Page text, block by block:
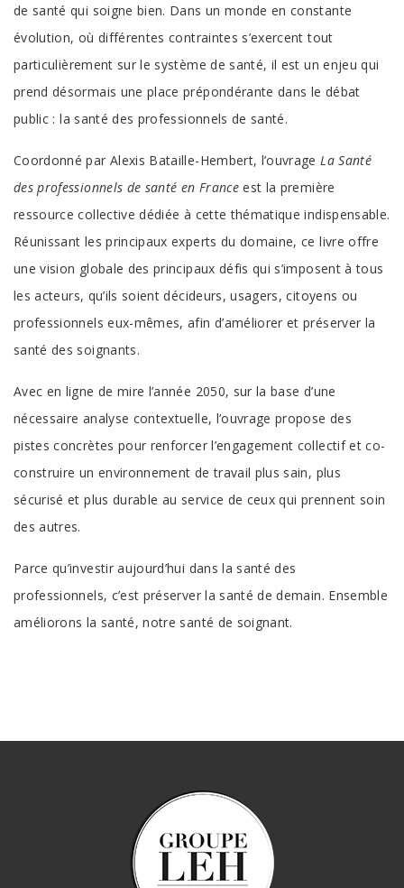
de santé qui soigne bien. Dans un monde en constante
évolution, où différentes contraintes s’exercent tout
particulièrement sur le système de santé, il est un enjeu qui
prend désormais une place prépondérante dans le débat
public : la santé des professionnels de santé.
Coordonné par Alexis Bataille-Hembert, l’ouvrage La Santé
des professionnels de santé en Franceest la première
ressource collective dédiée à cette thématique indispensable.
Réunissant les principaux experts du domaine, ce livre offre
une vision globale des principaux défis qui s’imposent à tous
les acteurs, qu’ils soient décideurs, usagers, citoyens ou
professionnels eux-mêmes, afin d’améliorer et préserver la
santé des soignants.
Avec en ligne de mire l’année 2050, sur la base d’une
nécessaire analyse contextuelle, l’ouvrage propose des
pistes concrètes pour renforcer l’engagement collectif et co-
construire un environnement de travail plus sain, plus
sécurisé et plus durable au service de ceux qui prennent soin
des autres.
Parce qu’investir aujourd’hui dans la santé des
professionnels, c’est préserver la santé de demain. Ensemble
améliorons la santé, notre santé de soignant.